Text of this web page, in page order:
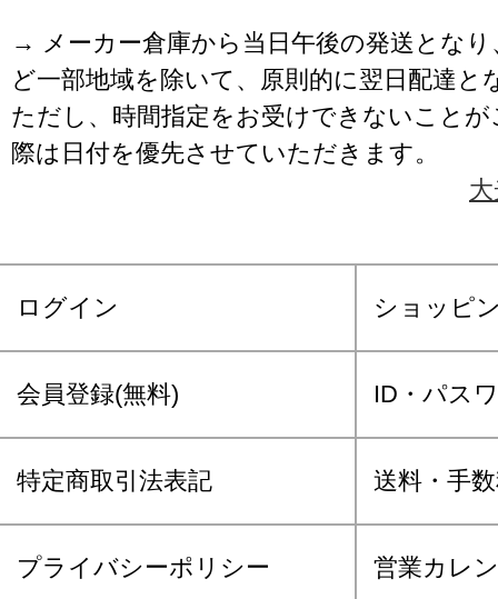
→ メーカー倉庫から当日午後の発送となり
ど一部地域を除いて、原則的に翌日配達と
ただし、時間指定をお受けできないこと
際は日付を優先させていただきます。
ログイン ショッピ
会員登録(無料) ID・パス
特定商取引法表記 送料・手
プライバシーポリシー 営業カレ